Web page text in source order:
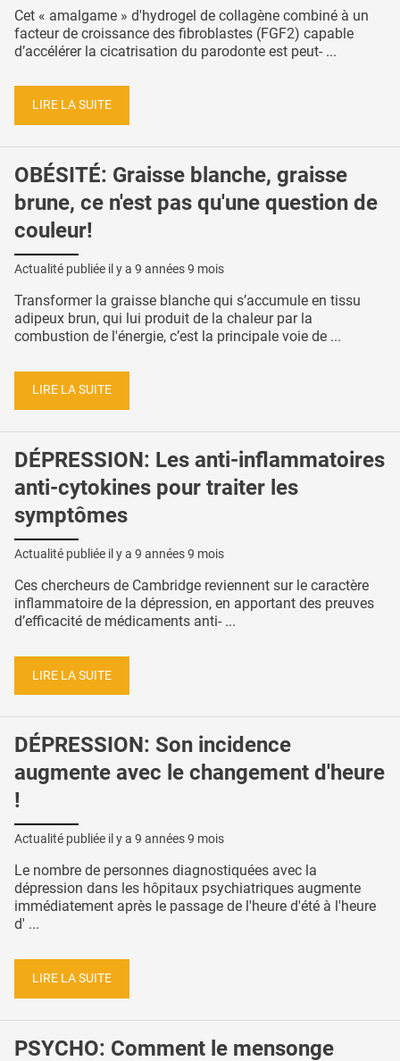
Cet « amalgame » d'hydrogel de collagène combiné à un
facteur de croissance des fibroblastes (FGF2) capable
d’accélérer la cicatrisation du parodonte est peut- ...
LIRE LA SUITE
OBÉSITÉ: Graisse blanche, graisse
brune, ce n'est pas qu'une question de
couleur!
Actualité publiée il y a 9 années 9 mois
Transformer la graisse blanche qui s’accumule en tissu
adipeux brun, qui lui produit de la chaleur par la
combustion de l'énergie, c’est la principale voie de ...
LIRE LA SUITE
DÉPRESSION: Les anti-inflammatoires
anti-cytokines pour traiter les
symptômes
Actualité publiée il y a 9 années 9 mois
Ces chercheurs de Cambridge reviennent sur le caractère
inflammatoire de la dépression, en apportant des preuves
d’efficacité de médicaments anti- ...
LIRE LA SUITE
DÉPRESSION: Son incidence
augmente avec le changement d'heure
!
Actualité publiée il y a 9 années 9 mois
Le nombre de personnes diagnostiquées avec la
dépression dans les hôpitaux psychiatriques augmente
immédiatement après le passage de l'heure d'été à l'heure
d' ...
LIRE LA SUITE
PSYCHO: Comment le mensonge